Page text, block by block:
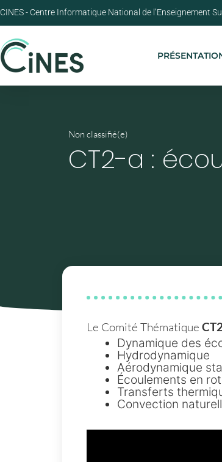
CINES - Centre Informatique National de l’Enseignement
Non classifié(e)
CT2-a :
Le Comité Thématique
Dynamique des
Hydrodynamique
Aérodynamique
Écoulements en
Transferts
Convection